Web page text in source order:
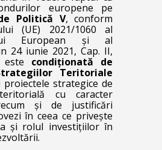
europene pe
Politică V, conform
(UE) 2021/1060 al
European și al
24 iunie 2021, Cap. II,
condiționată de
Teritoriale
strategice de
cu caracter
și de justificări
în ceea ce privește
și rolul investițiilor în